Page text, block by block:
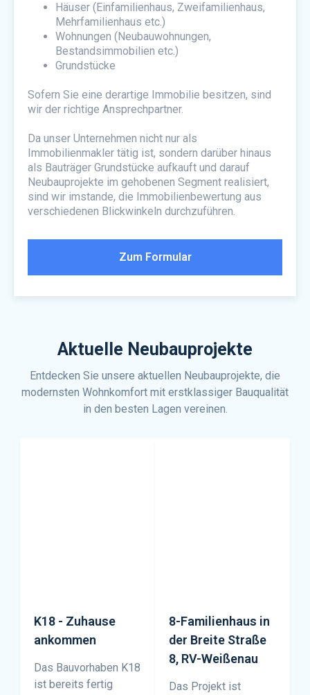
Häuser (Einfamilienhaus, Zweifamilienhaus,
Mehrfamilienhaus etc.)
Wohnungen (Neubauwohnungen,
Bestandsimmobilien etc.)
Grundstücke
Sofern Sie eine derartige Immobilie besitzen, sind
wir der richtige Ansprechpartner.
Da unser Unternehmen nicht nur als
Immobilienmakler tätig ist, sondern darüber hinaus
als Bauträger Grundstücke aufkauft und darauf
Neubauprojekte im gehobenen Segment realisiert,
sind wir imstande, die Immobilienbewertung aus
verschiedenen Blickwinkeln durchzuführen.
Zum Formular
Aktuelle Neubauprojekte
Entdecken Sie unsere aktuellen Neubauprojekte, die
modernsten Wohnkomfort mit erstklassiger Bauqualität
in den besten Lagen vereinen.
K18 - Zuhause
ankommen
Das Bauvorhaben K18
ist bereits fertig
8-Familienhaus in
der Breite Straße
8, RV-Weißenau
Das Projekt ist